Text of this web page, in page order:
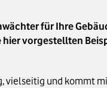
für Ihre
vorgestellten
vielseitig und kommt